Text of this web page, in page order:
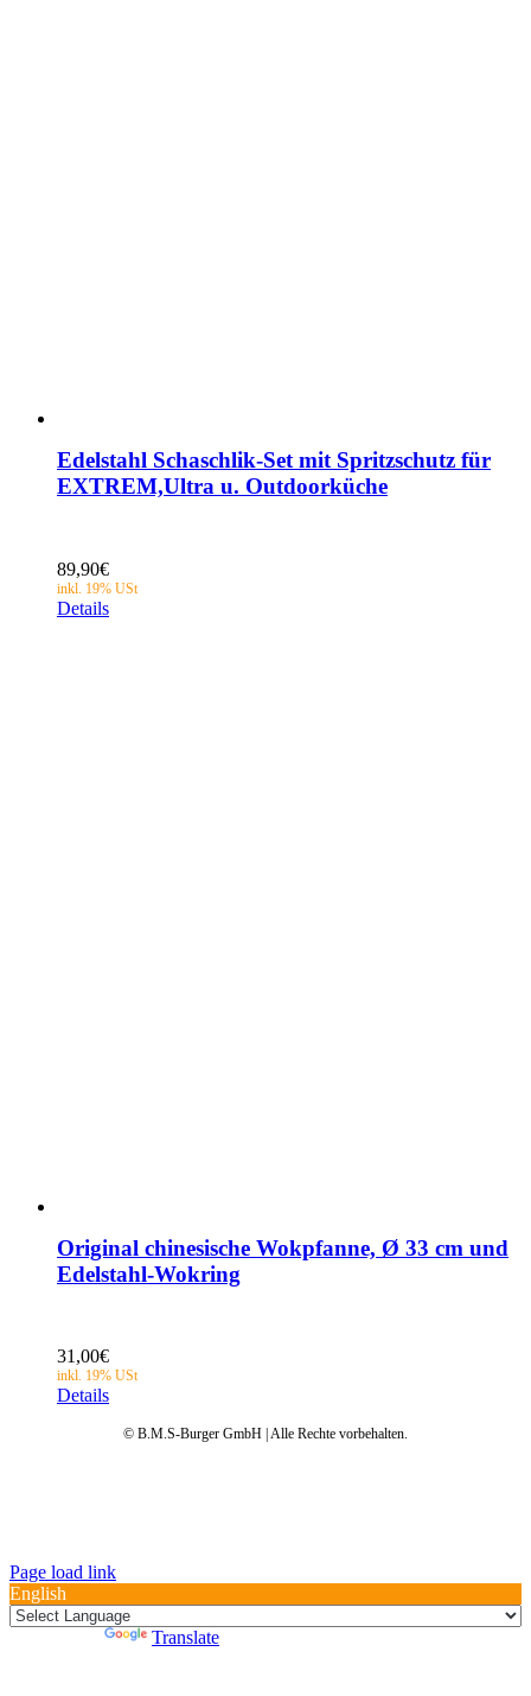
Edelstahl Schaschlik-Set mit Spritzschutz für
EXTREM,Ultra u. Outdoorküche
89,90€
Details
Original chinesische Wokpfanne, Ø 33 cm und
Edelstahl-Wokring
31,00€
Details
© B.M.S-Burger GmbH | Alle Rechte vorbehalten.
Page load link
English
Translate